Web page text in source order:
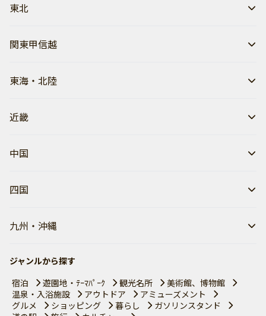
東北
関東甲信越
東海・北陸
近畿
中国
四国
九州・沖縄
ジャンルから探す
宿泊
遊園地・ﾃｰﾏﾊﾟｰｸ 観光名所
美術館、博物館
温泉・入浴施設
アウトドア
アミューズメント
グルメ
ショッピング 暮らし
ガソリンスタンド